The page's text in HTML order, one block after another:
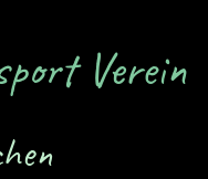
Verein